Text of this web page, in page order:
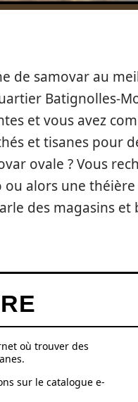
de samovar au
Batignolles-
et vous avez
et tisanes pour
ovale ? Vous
alors une
des magasins
où trouver des
sur le catalogue e-